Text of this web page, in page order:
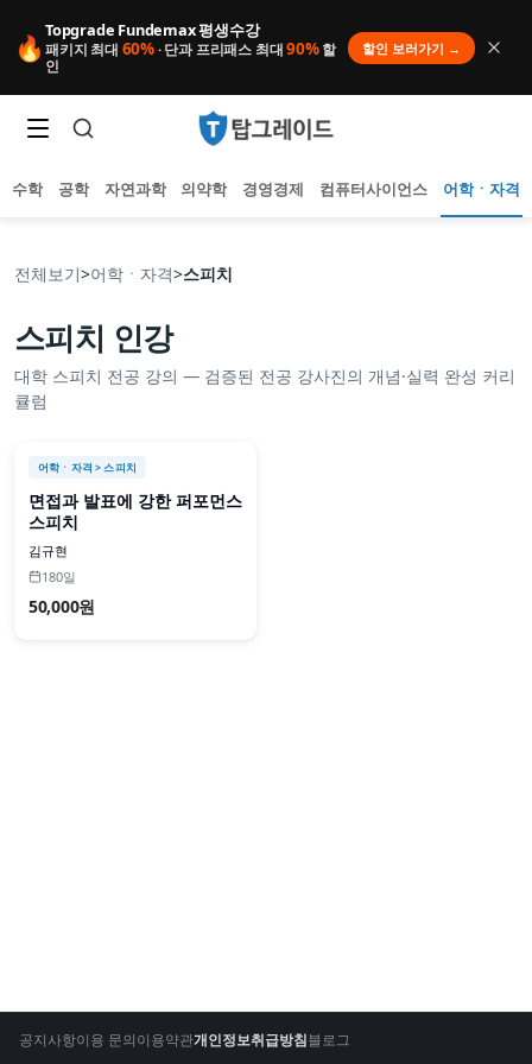
🔥
Topgrade Fundemax 평생수강
패키지 최대 60% · 단과 프리패스 최대90%할
인
할인 보러가기 →
인기 검색어
아직 집계된 인기 검색어가 없습니다.
추천 검색어
최근 검색어
최근 검색 내역이 없습니다.
수학 공학 자연과학 의약학 경영경제 컴퓨터사이언스 어학ㆍ자격
전체보기>어학ㆍ자격>스피치
스피치 인강
대학 스피치 전공 강의 — 검증된 전공 강사진의 개념·실력 완성 커리
큘럼
어학ㆍ자격 > 스피치
면접과 발표에 강한 퍼포먼스
스피치
김규현
180일
50,000원
공지사항이용 문의이용약관개인정보취급방침블로그